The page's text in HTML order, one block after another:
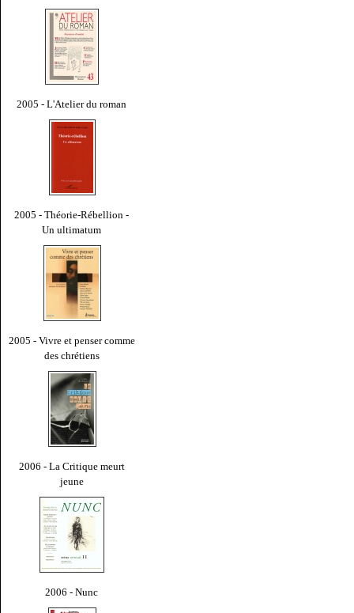
2005 - L'Atelier du roman
2005 - Théorie-Rébellion -
Un ultimatum
2005 - Vivre et penser comme
des chrétiens
2006 - La Critique meurt
jeune
2006 - Nunc